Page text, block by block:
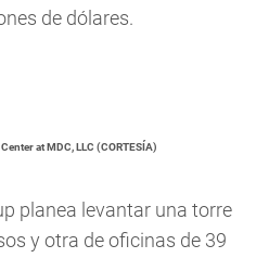
de dólares.
at MDC, LLC (CORTESÍA)
planea levantar una torre
y otra de oficinas de 39